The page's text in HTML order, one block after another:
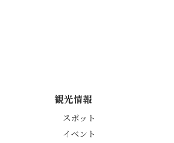
観光情報
スポット
イベント